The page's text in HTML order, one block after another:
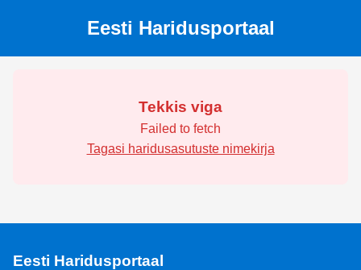
Eesti Haridusportaal
Tekkis viga
Failed to fetch
Tagasi haridusasutuste nimekirja
Eesti Haridusportaal